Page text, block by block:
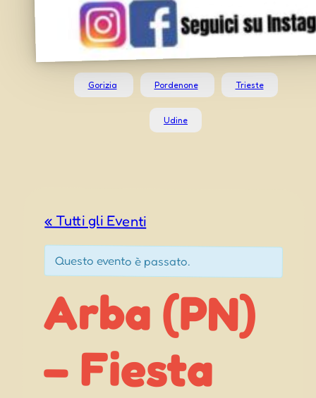
Gorizia Pordenone Trieste
Udine
« Tutti gli Eventi
Questo evento è passato.
Arba (PN)
– Fiesta